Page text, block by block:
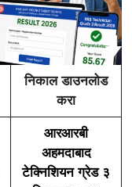
निकाल डाउनलोड
करा
आरआरबी
अहमदाबाद
टेक्निशियन ग्रेड ३